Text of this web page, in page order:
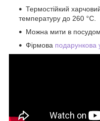
Термостійкий
температуру до 260 °C.
Можна мити в
Фірмова подарункова